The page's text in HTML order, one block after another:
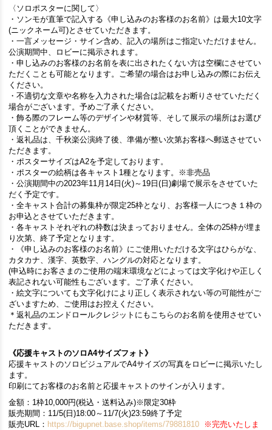
〈ソロポスターに関して〉
・ソンモが直筆で記入する《申し込みのお客様のお名前》は最大10文字
(ニックネーム可)とさせていただきます。
・一言メッセージ・サイン含め、記入の場所はご指定いただけません。
公演期間中、ロビーに掲示されます。
・申し込みのお客様のお名前を表に出されたくない方は空欄にさせてい
ただくことも可能となります。ご希望の場合はお申し込みの際にお伝え
ください。
・不適切な文章や名称を入力された場合は記載をお断りさせていただく
場合がございます。予めご了承ください。
・飾る際のフレーム等のデザインや材質等、そして展示の場所はお選び
頂くことができません。
・返礼品は、千秋楽公演終了後、準備が整い次第お客様へ郵送させてい
ただきます。
・ポスターサイズはA2を予定しております。
・ポスターの絵柄は各キャスト1種となります。※非売品
・公演期間中の2023年11月14日(火)～19日(日)劇場で展示をさせていた
だく予定です。
・全キャスト合計の募集枠が限定25枠となり、お客様一人につき１枠の
お申込とさせていただきます。
・各キャストそれぞれの枠数は決まっておりません。全体の25枠が埋ま
り次第、終了予定となります。
・《申し込みのお客様のお名前》にご使用いただける文字はひらがな、
カタカナ、漢字、英数字、ハングルの対応となります。
(申込時にお客さまのご使用の端末環境などによっては文字化けや正しく
表記されない可能性もございます。ご了承ください。
・絵文字についても文字化けにより正しく表示されない等の可能性がご
ざいますため、ご使用はお控えください。
＊返礼品のエンドロールクレジットにもこちらのお名前を使用させてい
ただきます。
《応援キャストのソロA4サイズフォト》
応援キャストのソロビジュアルでA4サイズの写真をロビーに掲示いたし
ます。
印刷にてお客様のお名前と応援キャストのサインが入ります。
金額：1枠10,000円(税込・送料込み)※限定30枠
販売期間：11/5(日)18:00～11/7(火)23:59終了予定
販売URL： https://bigupnet.base.shop/items/79881810
※完売いたしま